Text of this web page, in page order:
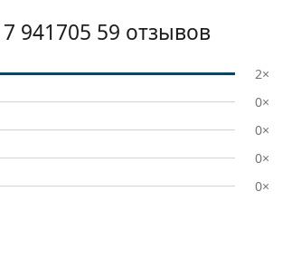
941705 59 отзывов
2×
0×
0×
0×
0×